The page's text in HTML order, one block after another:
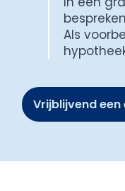
Als
Vrijblijvend